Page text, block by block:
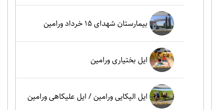
بیمارستان شهدای 15 خرداد ورامین
ایل بختیاری ورامین
ایل الیکایی ورامین / ایل علیکاهی ورامین